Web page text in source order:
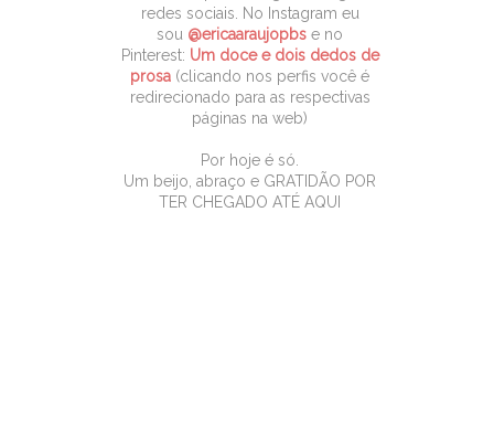
redes sociais. No Instagram eu
sou @ericaaraujopbs e no
Pinterest: Um doce e dois dedos de
prosa (clicando nos perfis você é
redirecionado para as respectivas
páginas na web)
Por hoje é só.
Um beijo, abraço e GRATIDÃO POR
TER CHEGADO ATÉ AQUI